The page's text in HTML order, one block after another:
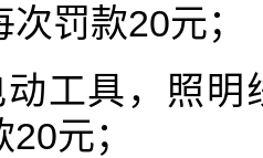
罚款20元；
工具，照明
元；